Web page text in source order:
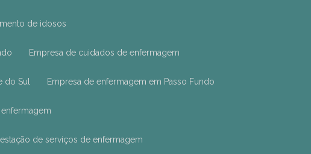
de idosos
Empresa de cuidados de enfermagem
do Sul Empresa de enfermagem em Passo Fundo
de serviços de enfermagem